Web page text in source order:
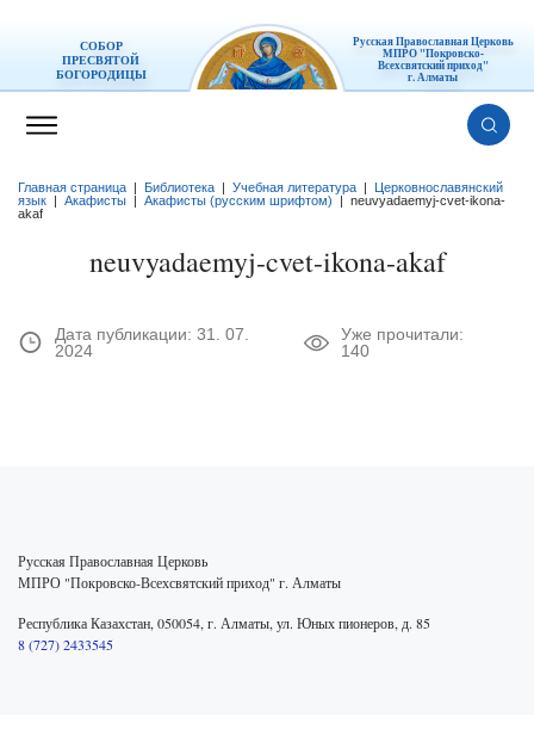
СОБОР
ПРЕСВЯТОЙ
БОГОРОДИЦЫ
Русская Православная Церковь
МПРО "Покровско-
Всехсвятский приход"
г. Алматы
Главная страница Библиотека Учебная литература
Церковнославянский
язык
Акафисты Акафисты (русским шрифтом)
neuvyadaemyj-cvet-ikona-
akaf
neuvyadaemyj-cvet-ikona-akaf
Дата публикации:31. 07.
2024
Уже прочитали:
140
Русская Православная Церковь
МПРО "Покровско-Всехсвятский приход" г. Алматы
Республика Казахстан, 050054, г. Алматы, ул. Юных пионеров, д. 85
8 (727) 2433545